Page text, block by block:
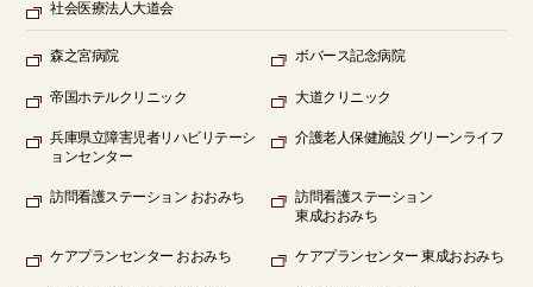
社会医療法人大道会
森之宮病院 ボバース記念病院
帝国ホテルクリニック 大道クリニック
兵庫県立障害児者リハビリテーシ
ョンセンター
介護老人保健施設 グリーンライフ
訪問看護ステーション おおみち
訪問看護ステーション
東成おおみち
ケアプランセンター おおみち ケアプランセンター東成おおみち